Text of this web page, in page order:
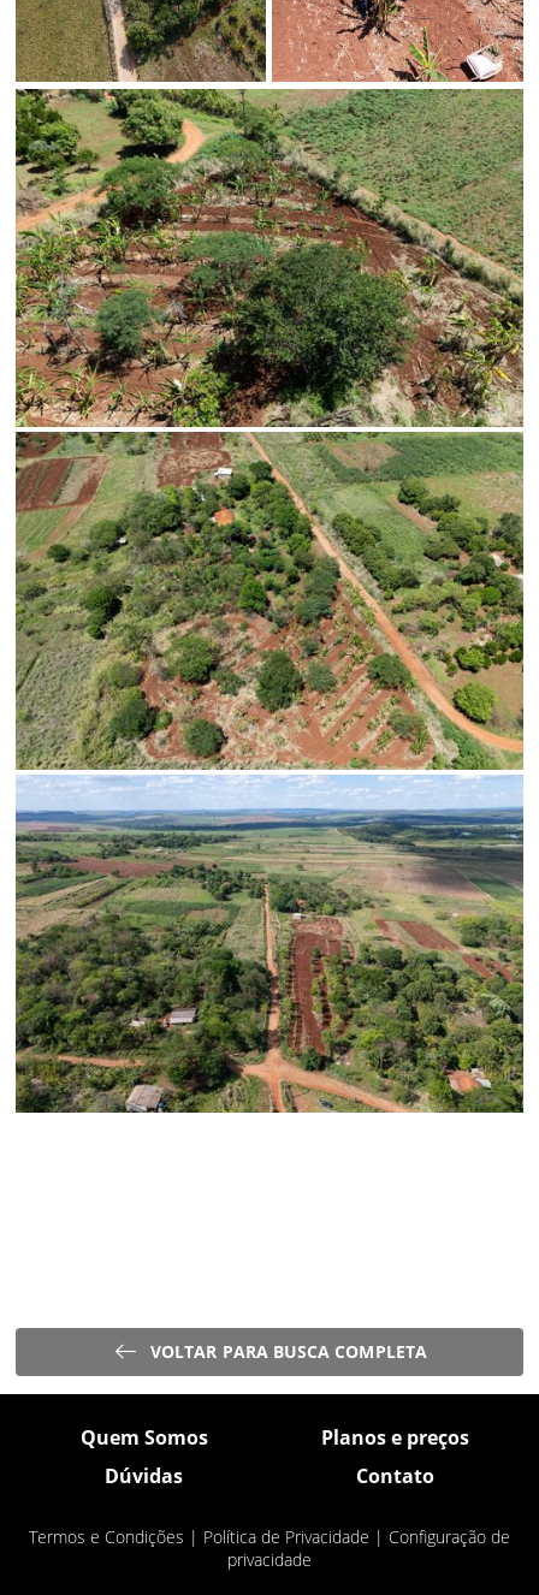
VOLTAR PARA BUSCA COMPLETA
Quem Somos
Planos e preços
Dúvidas
Contato
Termos e Condições | Política de Privacidade | Configuração de
privacidade